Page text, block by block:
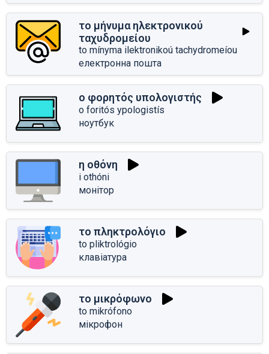
το μήνυμα ηλεκτρονικού
ταχυδρομείου
to mínyma ilektronikoú tachydromeíou
електронна пошта
ο φορητός υπολογιστής
o foritós ypologistís
ноутбук
η οθόνη
i othóni
монітор
το πληκτρολόγιο
to pliktrológio
клавіатура
το μικρόφωνο
to mikrófono
мікрофон